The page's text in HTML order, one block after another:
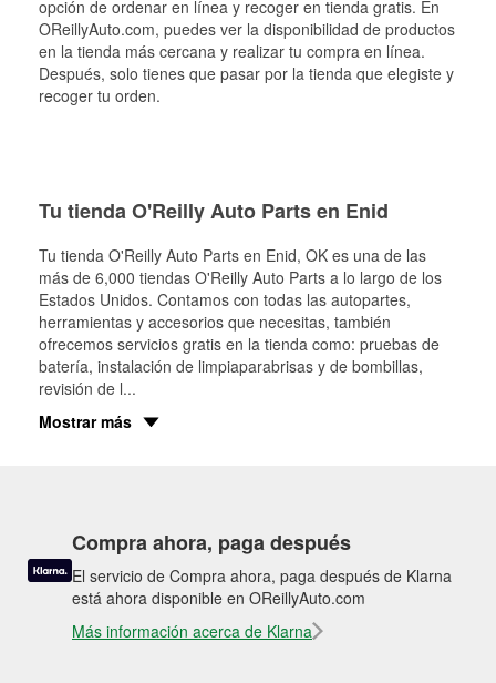
opción de ordenar en línea y recoger en tienda gratis. En
OReillyAuto.com, puedes ver la disponibilidad de productos
en la tienda más cercana y realizar tu compra en línea.
Después, solo tienes que pasar por la tienda que elegiste y
recoger tu orden.
Tu tienda O'Reilly Auto Parts en Enid
Tu tienda O'Reilly Auto Parts en Enid, OK es una de las
más de 6,000 tiendas O'Reilly Auto Parts a lo largo de los
Estados Unidos. Contamos con todas las autopartes,
herramientas y accesorios que necesitas, también
ofrecemos servicios gratis en la tienda como: pruebas de
batería, instalación de limpiaparabrisas y de bombillas,
revisión de l...
Mostrar más
Compra ahora, paga después
El servicio de Compra ahora, paga después de Klarna
está ahora disponible en OReillyAuto.com
Más información acerca de Klarna